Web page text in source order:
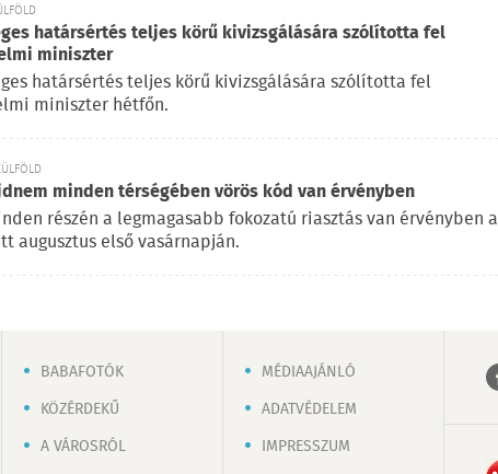
határsértés teljes körű kivizsgálására szólította fel
miniszter
határsértés teljes körű kivizsgálására szólította fel
miniszter hétfőn.
minden térségében vörös kód van érvényben
részén a legmagasabb fokozatú riasztás van érvényben a
augusztus első vasárnapján.
BABAFOTÓK
KÖZÉRDEKŰ
A VÁROSRÓL
MÉDIAAJÁNLÓ
ADATVÉDELEM
IMPRESSZUM